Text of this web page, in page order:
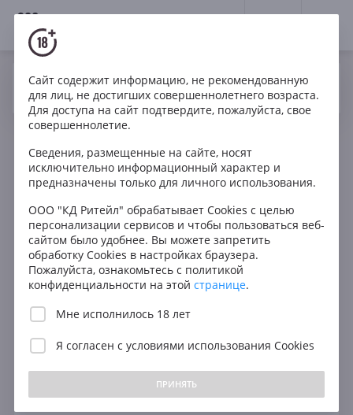
18+
Ваш город Москва ? Да
Вино Розе Сухое
Аргентина
Matias Riccitelli Hey Rosé
Сайт содержит информацию, не рекомендованную
для лиц, не достигших совершеннолетнего возраста.
Для доступа на сайт подтвердите, пожалуйста, свое
совершеннолетие.
Сведения, размещенные на сайте, носят
исключительно информационный характер и
предназначены только для личного использования.
ООО "КД Ритейл" обрабатывает Cookies с целью
персонализации сервисов и чтобы пользоваться веб-
сайтом было удобнее. Вы можете запретить
обработку Cookies в настройках браузера.
Пожалуйста, ознакомьтесь с политикой
конфиденциальности на этой странице.
Мне исполнилось 18 лет
Я согласен с условиями использования Cookies
ПРИНЯТЬ